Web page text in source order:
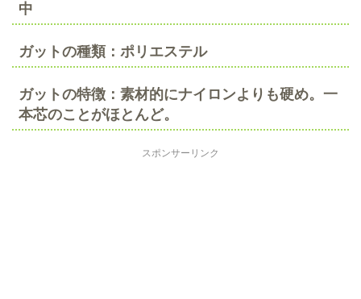
中
ガットの種類：ポリエステル
ガットの特徴：素材的にナイロンよりも硬め。一
本芯のことがほとんど。
スポンサーリンク